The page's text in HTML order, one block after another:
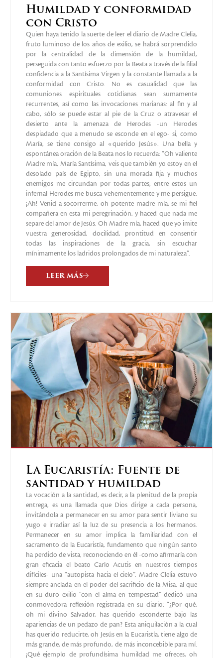
Humildad y conformidad
con Cristo
Quien haya tenido la suerte de leer el diario de Madre Clelia,
fruto luminoso de los años de exilio, se habrá sorprendido
por la centralidad de la dimensión de la humildad,
perseguida con tanto esfuerzo por la Beata a través de la filial
confidencia a la Santísima Virgen y la constante llamada a la
conformidad con Cristo. No es casualidad que las
comuniones espirituales cotidianas sean sumamente
recurrentes, así como las invocaciones marianas: al fin y al
cabo, sólo se puede estar al pie de la Cruz o atravesar el
desierto ante la amenaza de Herodes -un Herodes
despiadado que a menudo se esconde en el ego- si, como
María, se tiene consigo al «querido Jesús». Una bella y
espontánea oración de la Beata nos lo recuerda: “Oh valiente
Madre mía, María Santísima, veis que también yo estoy en el
desolado país de Egipto, sin una morada fija y muchos
enemigos me circundan por todas partes; entre estos un
infernal Herodes me busca vehementemente y me persigue.
¡Ah! Venid a socorrerme, oh potente madre mía, se mi fiel
compañera en esta mi peregrinación, y haced que nada me
separe del amor de Jesús. Oh Madre mía, haced que yo imite
vuestra generosidad, docilidad, prontitud en consentir
todas las inspiraciones de la gracia, sin escuchar
mínimamente los ladridos prolongados de mi naturaleza”.
LEER MÁS
La Eucaristía: Fuente de
santidad y humildad
La vocación a la santidad, es decir, a la plenitud de la propia
entrega, es una llamada que Dios dirige a cada persona,
invitándola a permanecer en su amor para sentir liviano su
yugo e irradiar así la luz de su presencia a los hermanos.
Permanecer en su amor implica la familiaridad con el
sacramento de la Eucaristía, fundamento que ningún santo
ha perdido de vista, reconociendo en él -como afirmaría con
gran eficacia el beato Carlo Acutis en nuestros tiempos
difíciles- una “autopista hacia el cielo”. Madre Clelia estuvo
siempre anclada en el poder del sacrificio de la Misa, al que
en su duro exilio “con el alma en tempestad” dedicó una
conmovedora reflexión registrada en su diario: “¿Por qué,
oh mi divino Salvador, has querido esconderte bajo las
apariencias de un pedazo de pan? Esta aniquilación a la cual
has querido reducirte, oh Jesús en la Eucaristía, tiene algo de
más grande, de más profundo, de más inconcebible para mí.
¡Qué ejemplo de profundísima humildad me ofreces, oh